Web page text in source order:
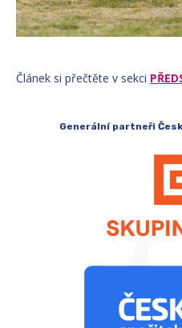
Článek si přečtěte v sekci
Generální partneři